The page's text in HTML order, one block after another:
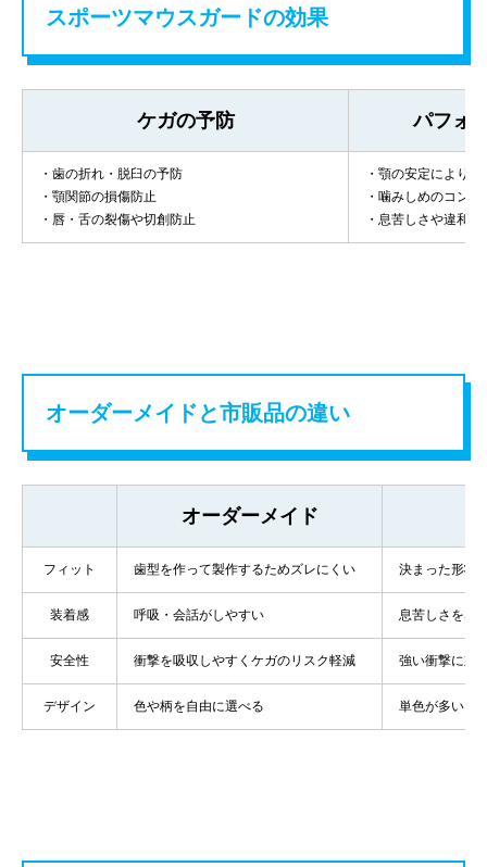
スポーツマウスガードの効果
ケガの予防 パフォ
・歯の折れ・脱臼の予防
・顎関節の損傷防止
・唇・舌の裂傷や切創防止
・顎の安定により
・噛みしめのコン
・息苦しさや違和
オーダーメイドと市販品の違い
オーダーメイド
フィット 歯型を作って製作するためズレにくい 決まった形状
装着感 呼吸・会話がしやすい 息苦しさを感
安全性 衝撃を吸収しやすくケガのリスク軽減 強い衝撃に対
デザイン 色や柄を自由に選べる 単色が多い